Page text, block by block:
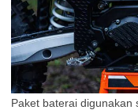
Paket baterai digunakan